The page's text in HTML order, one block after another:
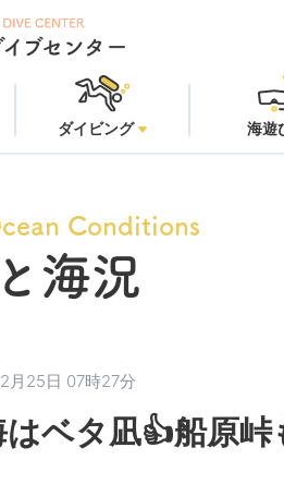
ダイビング 海遊
Conditions
海況
月25日 07時27分
ベタ凪👍船原